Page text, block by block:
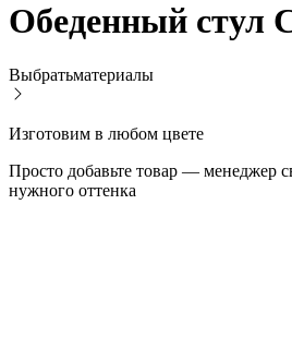
Обеденный стул
Выбратьматериалы
Изготовим в любом цвете
Просто добавьте товар — менеджер
нужного оттенка